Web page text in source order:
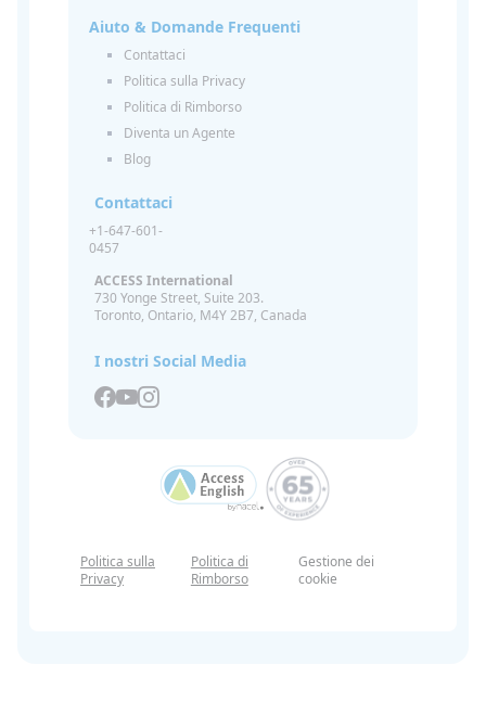
Aiuto & Domande Frequenti
Contattaci
Politica sulla Privacy
Politica di Rimborso
Diventa un Agente
Blog
Contattaci
+1-647-601-
0457
ACCESS International
730 Yonge Street, Suite 203.
Toronto, Ontario, M4Y 2B7, Canada
I nostri Social Media
Politica sulla
Privacy
Politica di
Rimborso
Gestione dei
cookie